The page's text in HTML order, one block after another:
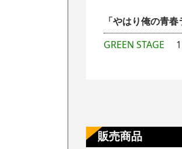
「やはり俺の青
GREEN STAGE
販売商品